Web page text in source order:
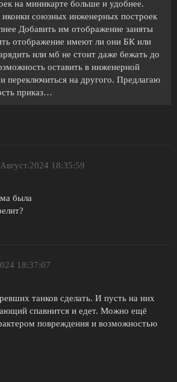
на миникарте больше и удобнее.
иконки союзных инженерных построек
Добавить им отображение заняты
отображение имеют ли они БК или
или мб не стоит даже бежать до
оставить в инженерной
переключиться на другого. Предлагаю
приказ…
18:35:59
была
18:37:07
танков сделать. И пусть на них
спавнится и едет. Можно ещё
повреждения и возможностью